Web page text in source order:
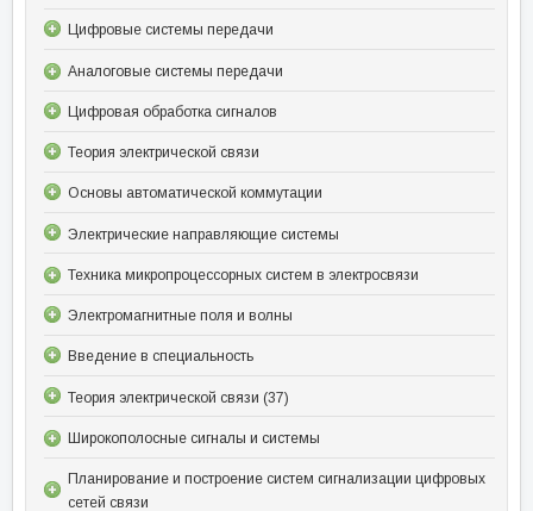
Цифровые системы передачи
Аналоговые системы передачи
Цифровая обработка сигналов
Теория электрической связи
Основы автоматической коммутации
Электрические направляющие системы
Техника микропроцессорных систем в электросвязи
Электромагнитные поля и волны
Введение в специальность
Теория электрической связи (37)
Широкополосные сигналы и системы
Планирование и построение систем сигнализации цифровых
сетей связи